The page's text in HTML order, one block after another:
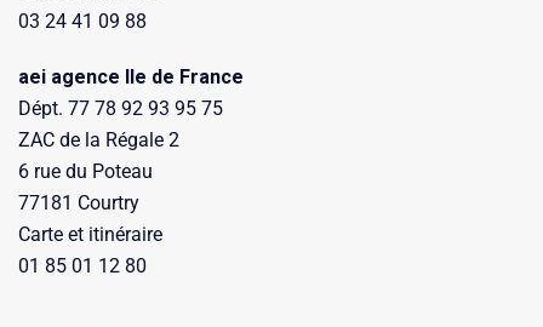
03 24 41 09 88
aei agence Ile de France
Dépt. 77 78 92 93 95 75
ZAC de la Régale 2
6 rue du Poteau
77181 Courtry
Carte et itinéraire
01 85 01 12 80